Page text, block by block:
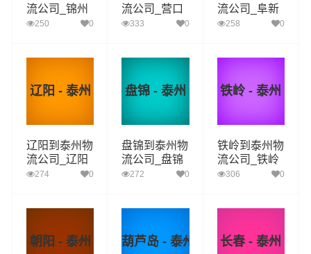
流公司_锦州
到泰州货运_
250 0
流公司_营口
到泰州货运_
333 0
流公司_阜新
到泰州货运_
258 0
辽阳 - 泰州
辽阳到泰州物
流公司_辽阳
到泰州货运_
274 0
盘锦 - 泰州
盘锦到泰州物
流公司_盘锦
到泰州货运_
272 0
铁岭 - 泰州
铁岭到泰州物
流公司_铁岭
到泰州货运_
306 0
朝阳 - 泰州 葫芦岛 - 泰州 长春 - 泰州